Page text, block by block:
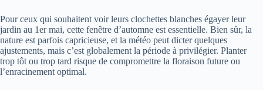
Pour ceux qui souhaitent voir leurs clochettes blanches égayer leur
jardin au 1er mai, cette fenêtre d’automne est essentielle. Bien sûr, la
nature est parfois capricieuse, et la météo peut dicter quelques
ajustements, mais c’est globalement la période à privilégier. Planter
trop tôt ou trop tard risque de compromettre la floraison future ou
l’enracinement optimal.